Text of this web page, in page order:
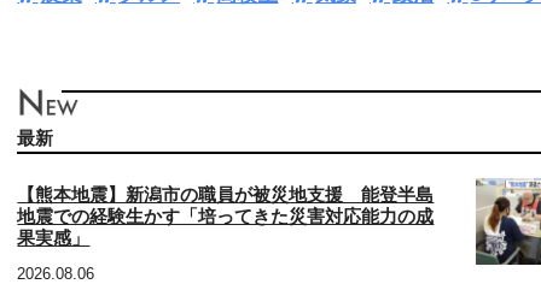
最新
【熊本地震】新潟市の職員が被災地支援 能登半島
地震での経験生かす「培ってきた災害対応能力の成
果実感」
2026.08.06